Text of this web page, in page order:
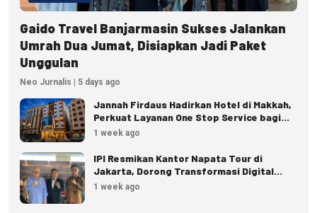
Gaido Travel Banjarmasin Sukses Jalankan
Umrah Dua Jumat, Disiapkan Jadi Paket
Unggulan
Neo Jurnalis | 5 days ago
Jannah Firdaus Hadirkan Hotel di Makkah,
Perkuat Layanan One Stop Service bagi
Jemaah
1 week ago
IPI Resmikan Kantor Napata Tour di
Jakarta, Dorong Transformasi Digital
Pariwisata
1 week ago